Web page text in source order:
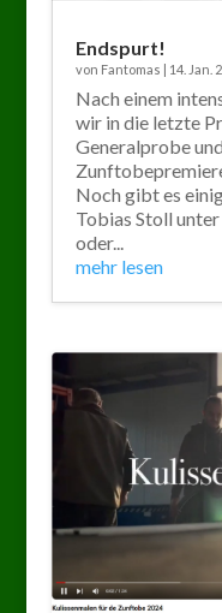
Endspurt!
von Fantomas | 14. Jan.
Nach einem
wir in die letzte
Generalprobe
Noch gibt es
Tobias Stoll
oder...
mehr lesen